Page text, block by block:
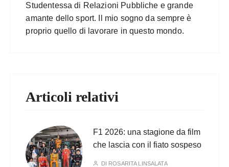
Studentessa di Relazioni Pubbliche e grande
amante dello sport. Il mio sogno da sempre è
proprio quello di lavorare in questo mondo.
Articoli relativi
F1 2026: una stagione da film
che lascia con il fiato sospeso
DI ROSARITA LINSALATA